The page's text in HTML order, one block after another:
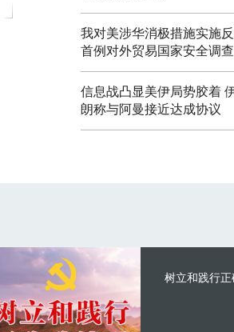
我对美涉华消极措施实施反
首例对外贸易国家安全调查
信息战凸显美伊局势胶着
朗称与阿曼接近达成协议
树立和践行